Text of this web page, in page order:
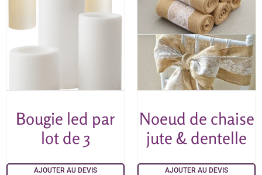
Bougie led par
lot de 3
AJOUTER AU DEVIS
Noeud de chaise
jute & dentelle
AJOUTER AU DEVIS